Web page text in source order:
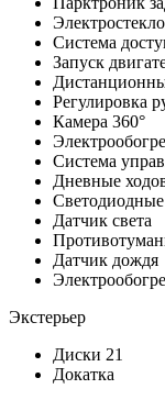
Система
Запуск
Регулировка
Камера 360°
Система
Дневные
Датчик света
Датчик дождя
Экстерьер
Диски 21
Докатка